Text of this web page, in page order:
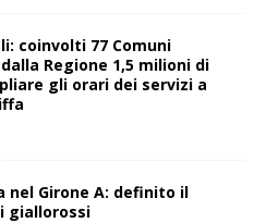
coinvolti 77 Comuni
Regione 1,5 milioni di
gli orari dei servizi a
nel Girone A: definito il
giallorossi